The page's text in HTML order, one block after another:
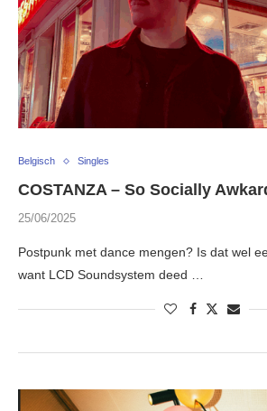
Belgisch Singles
COSTANZA – So Socially
25/06/2025
Postpunk met dance mengen? Is dat wel
want LCD Soundsystem deed …